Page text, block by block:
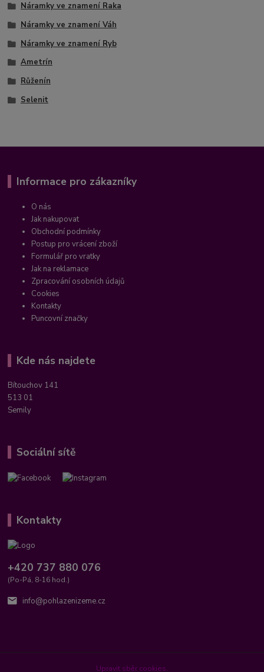
Náramky ve znamení Raka
Náramky ve znamení Váh
Náramky ve znamení Ryb
Ametrín
Růženín
Selenit
Informace pro zákazníky
O nás
Jak nakupovat
Obchodní podmínky
Postup pro vrácení zboží
Formulář pro vratky
Jak na reklamace
Zpracování osobních údajů
Cookies
Kontakty
Puncovní značky
Kde nás najdete
Bítouchov 141
513 01
Semily
Sociální sítě
Kontakty
+420 737 880 076
(Po-Pá, 8-16 hod.)
info@pohlazenizeme.cz
Upravit sběr cookies.